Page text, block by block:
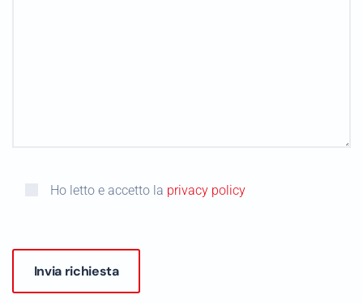
Ho letto e accetto la privacy policy